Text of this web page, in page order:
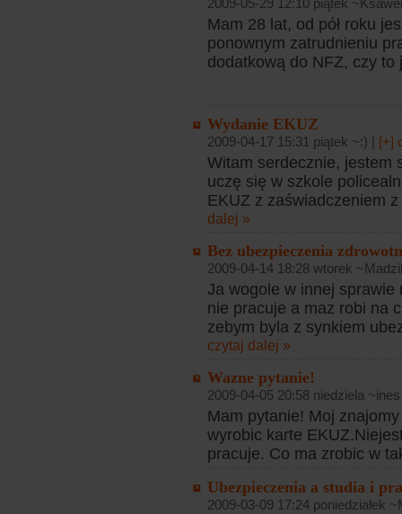
2009-05-29 12:10 piątek
Mam 28 lat, od pół roku
ponownym zatrudnieniu
dodatkową do NFZ, czy to
Wydanie EKUZ
2009-04-17 15:31 piątek ~:) | [+]
Witam serdecznie, jestem
uczę się w szkole
EKUZ z zaświadczeniem
dalej »
Bez ubezpieczenia
2009-04-14 18:28 wtorek
Ja wogole w innej
nie pracuje a maz robi na
zebym byla z synkiem
czytaj dalej »
Wazne pytanie!
2009-04-05 20:58 niedziela
Mam pytanie! Moj
wyrobic karte
pracuje. Co ma zrobic w
Ubezpieczenia a studia i
2009-03-09 17:24 poniedziałek